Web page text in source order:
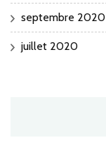
septembre 2020
juillet 2020